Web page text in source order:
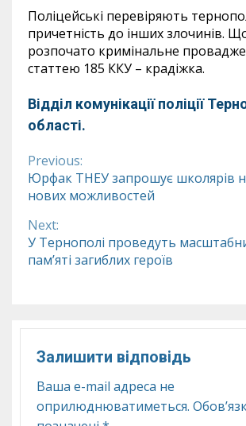
Поліцейські перевіряють
причетність до інших злочинів.
розпочато кримінальне
статтею 185 ККУ – крадіжка.
Відділ комунікації поліції
області.
Continue
Reading
Previous:
Юрфак ТНЕУ запрошує школярів
нових можливостей
Next:
У Тернополі проведуть
пам’яті загиблих героїв
Залишити відповідь
Ваша e-mail адреса не
оприлюднюватиметься.